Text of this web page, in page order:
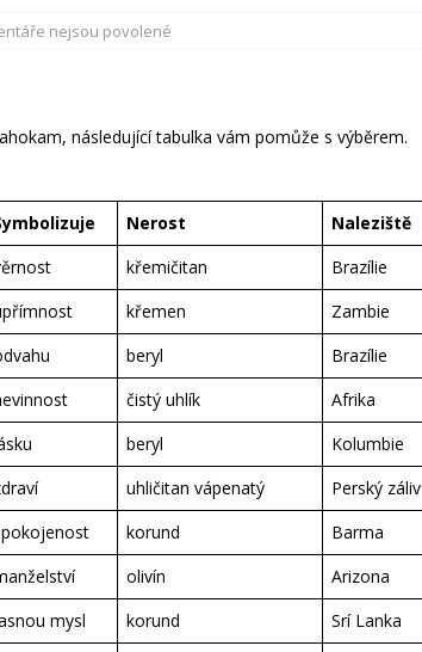
nejsou povolené
následující tabulka vám pomůže s výběrem.
Nerost
Naleziště
křemičitan
Brazílie
křemen
Zambie
beryl
Brazílie
čistý uhlík
Afrika
beryl
Kolumbie
uhličitan vápenatý
Perský záliv
korund
Barma
olivín
Arizona
mysl korund
Srí Lanka